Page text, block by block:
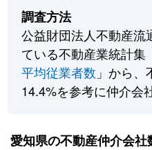
調査方法
公益財団法人不動産流
ている不動産業統計集
平均従業者数 」から、
14.4%を参考に仲介会
愛知県の不動産仲介会社